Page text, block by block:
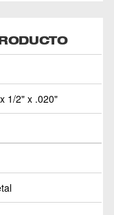
1/2" x .020"